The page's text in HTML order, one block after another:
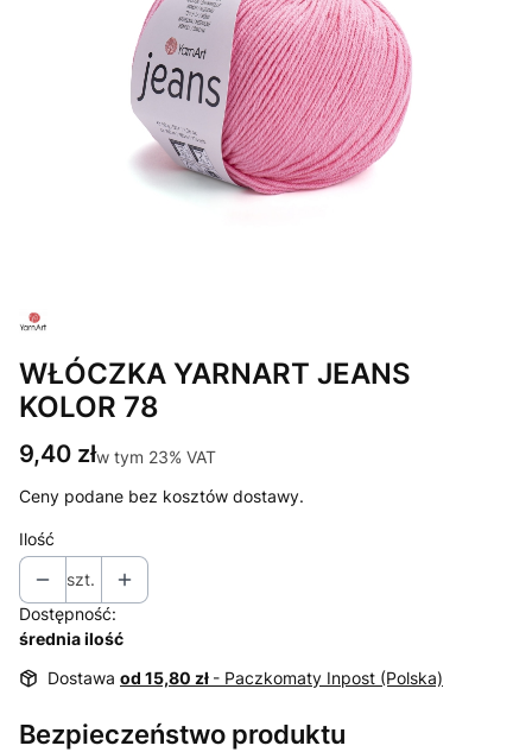
WŁÓCZKA YARNART JEANS
KOLOR 78
Cena
9,40 złw tym 23% VAT
w tym 23% VAT
Ceny podane bez kosztów dostawy.
Ilość
szt.
Dostępność:
średnia ilość
Dostawa od 15,80 zł - Paczkomaty Inpost (Polska)
Bezpieczeństwo produktu